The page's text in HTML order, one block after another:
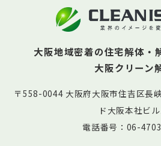
大阪地域密着の住宅解体・
大阪クリーン
〒558-0044 大阪府大阪市住吉区長
ド大阪本社ビ
電話番号：06-